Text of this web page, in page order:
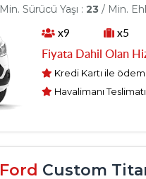
Min. Sürücü Yaşı : 23 / Min.
x9 x5
Fiyata Dahil Olan
Kredi Kartı ile
Havalimanı Teslimatı
Ford Custom